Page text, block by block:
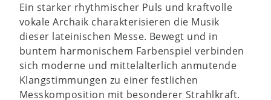
Ein starker rhythmischer Puls und kraftvolle
vokale Archaik charakterisieren die Musik
dieser lateinischen Messe. Bewegt und in
buntem harmonischem Farbenspiel verbinden
sich moderne und mittelalterlich anmutende
Klangstimmungen zu einer festlichen
Messkomposition mit besonderer Strahlkraft.